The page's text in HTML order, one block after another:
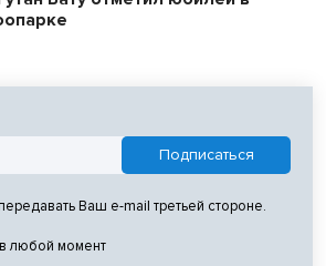
Ваш e-mail третьей стороне.
любой момент